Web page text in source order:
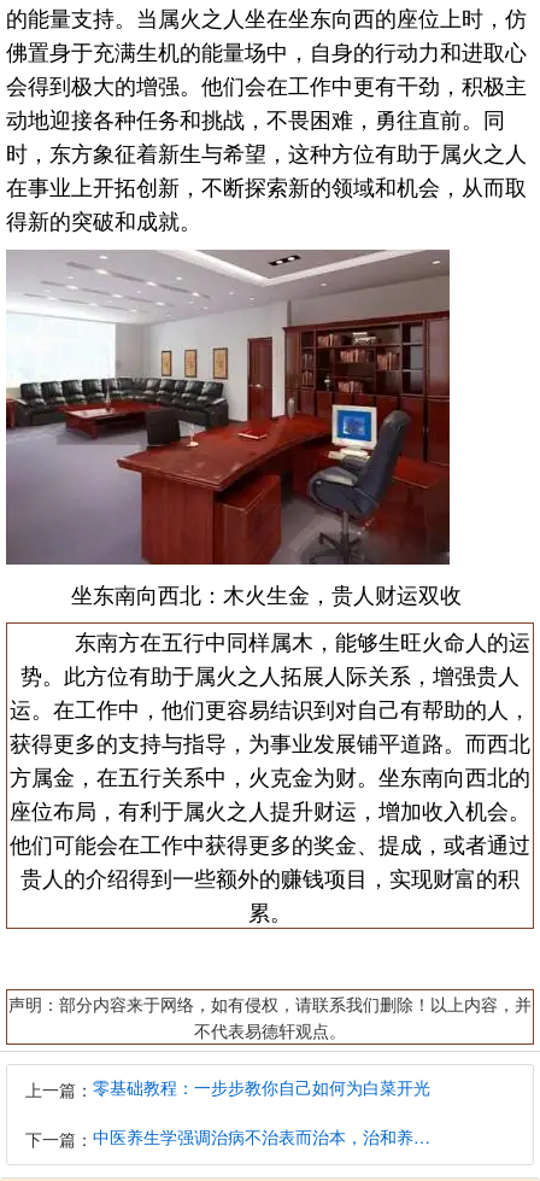
的能量支持。当属火之人坐在坐东向西的座位上时，仿
佛置身于充满生机的能量场中，自身的行动力和进取心
会得到极大的增强。他们会在工作中更有干劲，积极主
动地迎接各种任务和挑战，不畏困难，勇往直前。同
时，东方象征着新生与希望，这种方位有助于属火之人
在事业上开拓创新，不断探索新的领域和机会，从而取
得新的突破和成就。
坐东南向西北：木火生金，贵人财运双收
东南方在五行中同样属木，能够生旺火命人的运
势。此方位有助于属火之人拓展人际关系，增强贵人
运。在工作中，他们更容易结识到对自己有帮助的人，
获得更多的支持与指导，为事业发展铺平道路。而西北
方属金，在五行关系中，火克金为财。坐东南向西北的
座位布局，有利于属火之人提升财运，增加收入机会。
他们可能会在工作中获得更多的奖金、提成，或者通过
贵人的介绍得到一些额外的赚钱项目，实现财富的积
累。
声明：部分内容来于网络，如有侵权，请联系我们删除！以上内容，并
不代表易德轩观点。
上一篇： 零基础教程：一步步教你自己如何为白菜开光
下一篇： 中医养生学强调治病不治表而治本，治和养兼顾是有必要的